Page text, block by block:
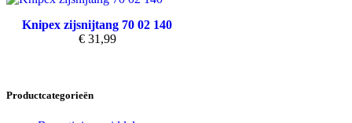
Knipex zijsnijtang 70 02 140
€31,99
Productcategorieën